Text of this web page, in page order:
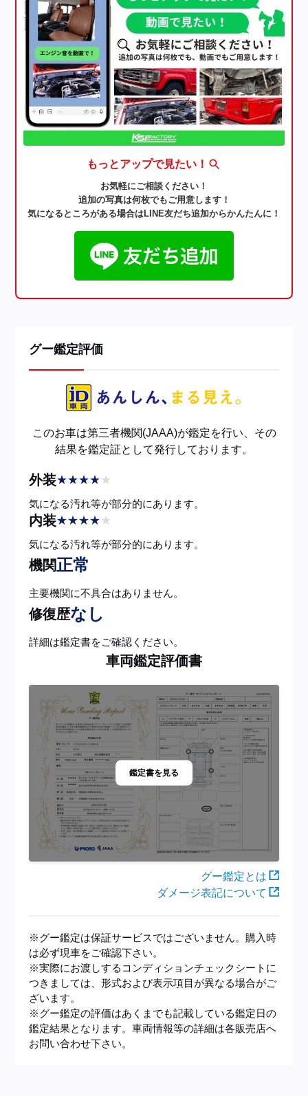
もっとアップで見たい！
お気軽にご相談ください！
追加の写真は何枚でもご用意します！
気になるところがある場合はLINE友だち追加からかんたんに！
グー鑑定評価
このお車は第三者機関(JAAA)が鑑定を行い、その
結果を鑑定証として発行しております。
外装★★★★★
気になる汚れ等が部分的にあります。
内装★★★★★
気になる汚れ等が部分的にあります。
機関正常
主要機関に不具合はありません。
修復歴なし
詳細は鑑定書をご確認ください。
車両鑑定評価書
鑑定書を見る
グー鑑定とは
ダメージ表記について
※グー鑑定は保証サービスではございません。購入時
は必ず現車をご確認下さい。
※実際にお渡しするコンディションチェックシートに
つきましては、形式および表示項目が異なる場合がご
ざいます。
※グー鑑定の評価はあくまでも記載している鑑定日の
鑑定結果となります。車両情報等の詳細は各販売店へ
お問い合わせ下さい。